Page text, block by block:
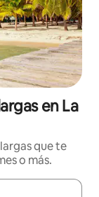
en La
que te
o más.